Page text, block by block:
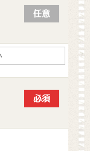
任意
必須